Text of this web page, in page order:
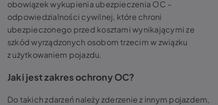
obowiązek wykupienia ubezpieczenia OC –
odpowiedzialności cywilnej, które chroni
ubezpieczonego przed kosztami wynikającymi ze
szkód wyrządzonych osobom trzecim w związku
z użytkowaniem pojazdu.
Jaki jest zakres ochrony OC?
Do takich zdarzeń należy zderzenie z innym pojazdem,